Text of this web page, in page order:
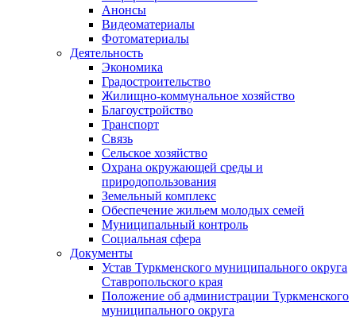
Анонсы
Видеоматериалы
Фотоматериалы
Деятельность
Экономика
Градостроительство
Жилищно-коммунальное хозяйство
Благоустройство
Транспорт
Связь
Сельское хозяйство
Охрана окружающей среды и
природопользования
Земельный комплекс
Обеспечение жильем молодых семей
Муниципальный контроль
Социальная сфера
Документы
Устав Туркменского муниципального округа
Ставропольского края
Положение об администрации Туркменского
муниципального округа